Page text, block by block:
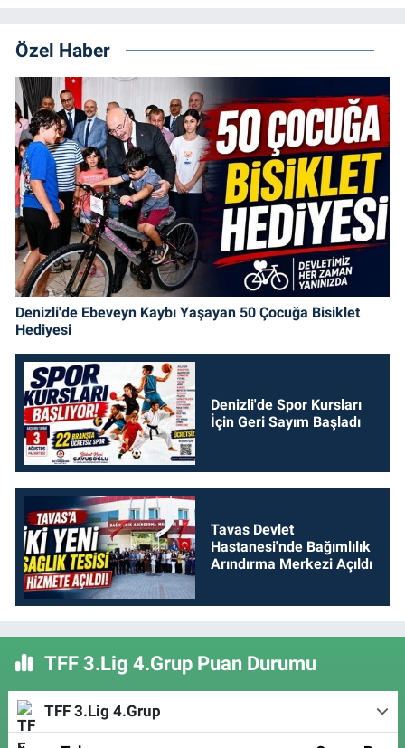
Özel Haber
Denizli'de Ebeveyn Kaybı Yaşayan 50 Çocuğa Bisiklet
Hediyesi
Denizli'de Spor Kursları
İçin Geri Sayım Başladı
Tavas Devlet
Hastanesi'nde Bağımlılık
Arındırma Merkezi Açıldı
TFF 3.Lig 4.Grup Puan Durumu
TFF 3.Lig 4.Grup